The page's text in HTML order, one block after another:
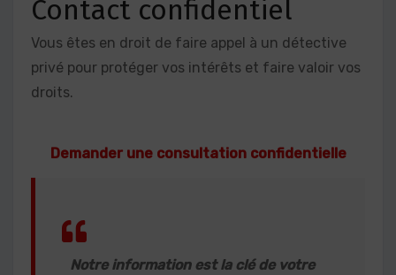
Contact confidentiel
Vous êtes en droit de faire appel à un détective
privé pour protéger vos intérêts et faire valoir vos
droits.
Demander une consultation confidentielle
Notre information est la clé de votre